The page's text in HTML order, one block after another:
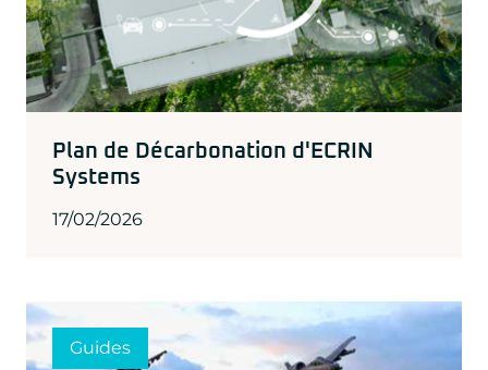
Plan de Décarbonation d'ECRIN
Systems
17/02/2026
Guides